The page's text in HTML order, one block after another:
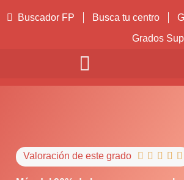
Buscador FP Busca tu centro
Grados
Valoración de este grado     